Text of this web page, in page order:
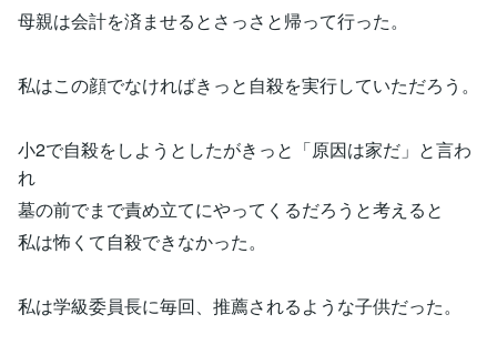
母親は会計を済ませるとさっさと帰って行った。
私はこの顔でなければきっと自殺を実行していただろう。
小2で自殺をしようとしたがきっと「原因は家だ」と言わ
れ
墓の前でまで責め立てにやってくるだろうと考えると
私は怖くて自殺できなかった。
私は学級委員長に毎回、推薦されるような子供だった。